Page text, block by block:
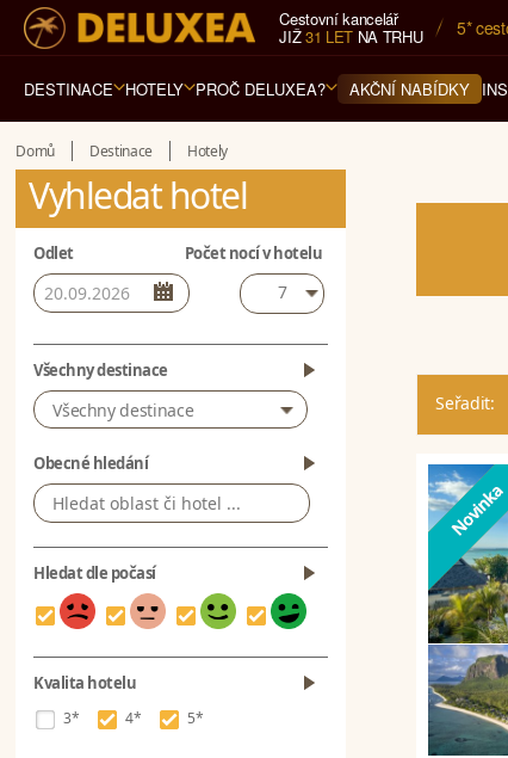
Cestovní kancelář
JIŽ31 LETNA TRHU 5*
DESTINACE HOTELY PROČ DELUXEA? AKČNÍ NABÍDKY
Domů Destinace Hotely
Vyhledat hotel
Odlet Počet nocí v hotelu
7
Všechny destinace
Všechny destinace
Obecné hledání
Hledat dle počasí
Kvalita hotelu
3* 4* 5*
Seřadit: